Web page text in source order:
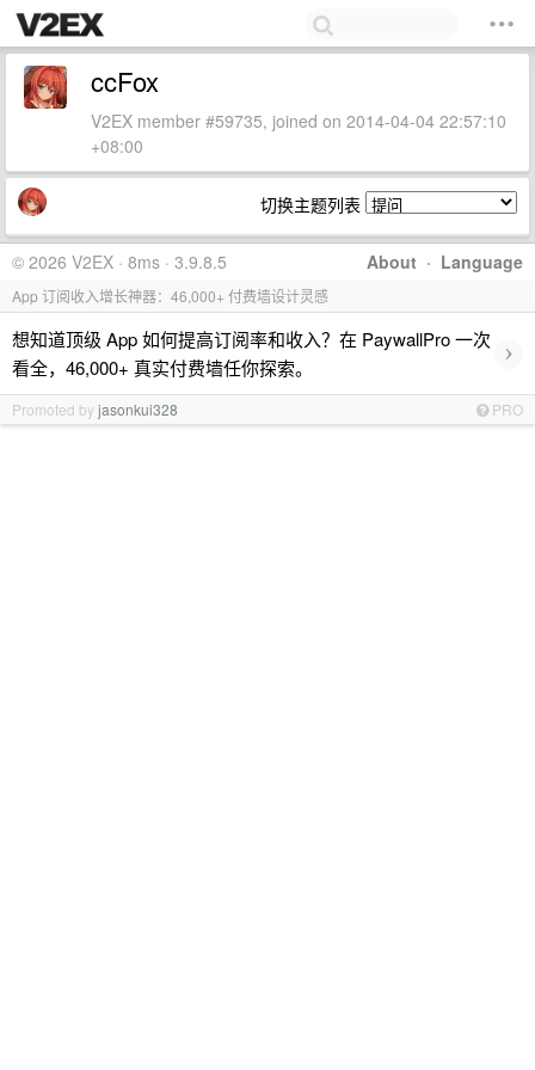
ccFox
V2EX member #59735, joined on 2014-04-04 22:57:10
+08:00
切换主题列表
About · Language
© 2026 V2EX · 8ms · 3.9.8.5
App 订阅收入增长神器：46,000+ 付费墙设计灵感
想知道顶级 App 如何提高订阅率和收入？在 PaywallPro 一次
看全，46,000+ 真实付费墙任你探索。
›
Promoted byjasonkui328 PRO